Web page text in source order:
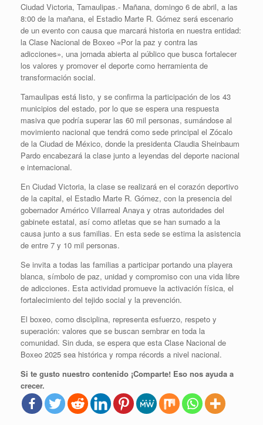
Ciudad Victoria, Tamaulipas.- Mañana, domingo 6 de abril, a las
8:00 de la mañana, el Estadio Marte R. Gómez será escenario
de un evento con causa que marcará historia en nuestra entidad:
la Clase Nacional de Boxeo «Por la paz y contra las
adicciones», una jornada abierta al público que busca fortalecer
los valores y promover el deporte como herramienta de
transformación social.
Tamaulipas está listo, y se confirma la participación de los 43
municipios del estado, por lo que se espera una respuesta
masiva que podría superar las 60 mil personas, sumándose al
movimiento nacional que tendrá como sede principal el Zócalo
de la Ciudad de México, donde la presidenta Claudia Sheinbaum
Pardo encabezará la clase junto a leyendas del deporte nacional
e internacional.
En Ciudad Victoria, la clase se realizará en el corazón deportivo
de la capital, el Estadio Marte R. Gómez, con la presencia del
gobernador Américo Villarreal Anaya y otras autoridades del
gabinete estatal, así como atletas que se han sumado a la
causa junto a sus familias. En esta sede se estima la asistencia
de entre 7 y 10 mil personas.
Se invita a todas las familias a participar portando una playera
blanca, símbolo de paz, unidad y compromiso con una vida libre
de adicciones. Esta actividad promueve la activación física, el
fortalecimiento del tejido social y la prevención.
El boxeo, como disciplina, representa esfuerzo, respeto y
superación: valores que se buscan sembrar en toda la
comunidad. Sin duda, se espera que esta Clase Nacional de
Boxeo 2025 sea histórica y rompa récords a nivel nacional.
Si te gusto nuestro contenido ¡Comparte! Eso nos ayuda a
crecer.